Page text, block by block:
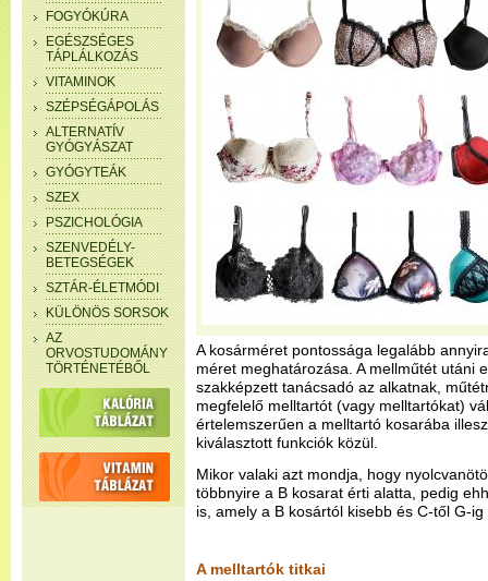
FOGYÓKÚRA
EGÉSZSÉGES
TÁPLÁLKOZÁS
VITAMINOK
SZÉPSÉGÁPOLÁS
ALTERNATÍV
GYÓGYÁSZAT
GYÓGYTEÁK
SZEX
PSZICHOLÓGIA
SZENVEDÉLY-
BETEGSÉGEK
SZTÁR-ÉLETMÓDI
KÜLÖNÖS SORSOK
AZ
ORVOSTUDOMÁNY
TÖRTÉNETÉBŐL
A kosárméret pontossága legalább
méret meghatározása. A mellműtét utáni
szakképzett tanácsadó az alkatnak,
megfelelő melltartót (vagy melltartókat)
értelemszerűen a melltartó kosarába
kiválasztott funkciók közül.
Mikor valaki azt mondja, hogy
többnyire a B kosarat érti alatta, pedig
is, amely a B kosártól kisebb és C-től G-
A melltartók titkai